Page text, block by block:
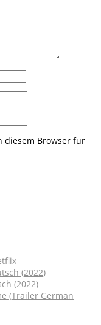
diesem Browser für
(2022)
(2022)
(Trailer German